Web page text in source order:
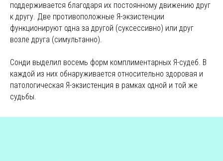
поддерживается благодаря их постоянному движению друг
к другу. Две противоположные Я-экзистенции
функционируют одна за другой (суксессивно) или друг
возле друга (симультанно).
Сонди выделил восемь форм комплиментарных Я-судеб. В
каждой из них обнаруживается относительно здоровая и
патологическая Я-экзистенция в рамках одной и той же
судьбы.